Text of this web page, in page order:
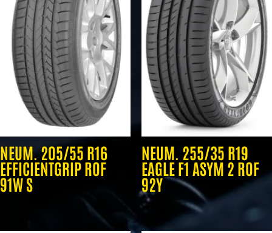
NEUM. 205/55 R16
EFFICIENTGRIP ROF
91W S
NEUM. 255/35 R19
EAGLE F1 ASYM 2 ROF
92Y